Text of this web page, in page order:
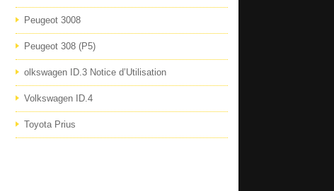
Peugeot 3008
Peugeot 308 (P5)
olkswagen ID.3 Notice d’Utilisation
Volkswagen ID.4
Toyota Prius